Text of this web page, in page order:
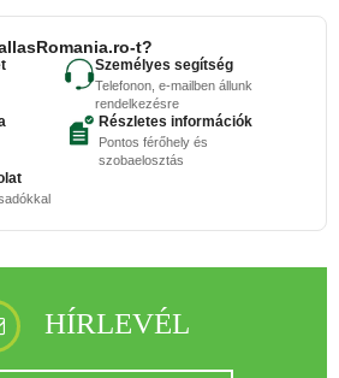
t?
Személyes segítség
Telefonon, e-mailben állunk
rendelkezésre
Részletes információk
Pontos férőhely és
szobaelosztás
HÍRLEVÉL